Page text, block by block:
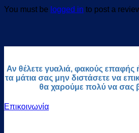
You must be logged in to post a
Αν θέλετε γυαλιά, φακούς επαφής
τα μάτια σας μην διστάσετε να
θα χαρούμε πολύ να σας
Επικοινωνία